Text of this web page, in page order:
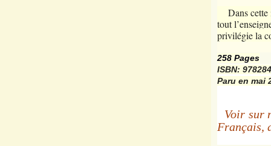
Dans cette
tout
privilégie la
258 Pages
ISBN:
Paru en mai
Voir sur
Français,